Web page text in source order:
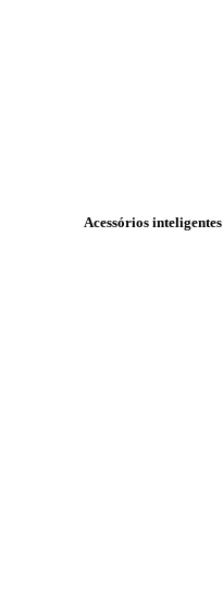
Acessórios inteligentes